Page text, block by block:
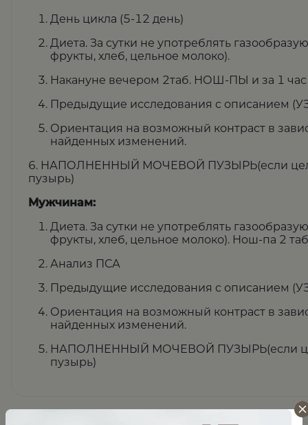
День цикла (5-12 день)
Диета. За сутки не употреблять
фрукты, хлеб, цельное молоко).
Накануне вечером 2таб. НОШ-ПЫ и за 1 час
Предыдущие исследования с описанием
Ориентация на возможный контраст в
найденных изменений.
6. НАПОЛНЕННЫЙ МОЧЕВОЙ ПУЗЫРЬ(если
пузырь)
Мужчинам:
Диета. За сутки не употреблять
фрукты, хлеб, цельное молоко). Нош-па 2
Анализ ПСА
Предыдущие исследования с описанием
Ориентация на возможный контраст в
найденных изменений.
НАПОЛНЕННЫЙ МОЧЕВОЙ ПУЗЫРЬ(если
пузырь)